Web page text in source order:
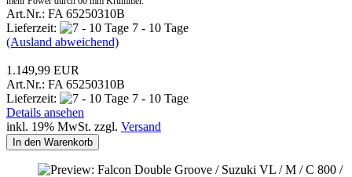
Art.Nr.: FA 65250310B
Lieferzeit:
7 - 10 Tage
(Ausland abweichend)
1.149,99 EUR
Art.Nr.: FA 65250310B
Lieferzeit:
7 - 10 Tage
Details ansehen
inkl. 19% MwSt. zzgl. Versand
In den Warenkorb